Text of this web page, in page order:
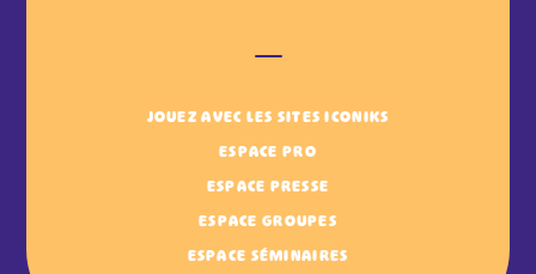
JOUEZ AVEC LES SITES ICONIKS
ESPACE PRO
ESPACE PRESSE
ESPACE GROUPES
ESPACE SÉMINAIRES